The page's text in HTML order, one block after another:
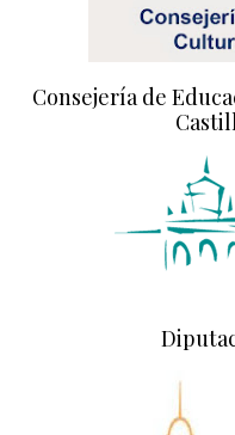
Consejería de